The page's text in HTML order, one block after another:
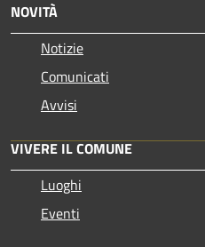
NOVITÀ
Notizie
Comunicati
Avvisi
VIVERE IL COMUNE
Luoghi
Eventi